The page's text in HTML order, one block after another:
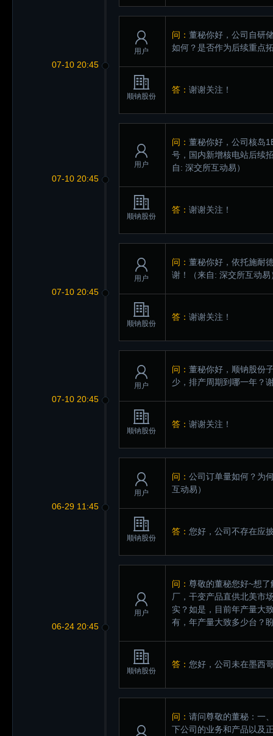
07-10 20:45
用户
问： 董秘你好，公司自研
如何？是否作为后续重点
顺钠股份
答： 谢谢关注！
07-10 20:45
用户
问： 董秘你好，公司核岛
号，国内新增核电站后续
自: 深交所互动易）
顺钠股份
答： 谢谢关注！
07-10 20:45
用户
问： 董秘你好，依托施耐
谢！
（来自: 深交所互动易
顺钠股份
答： 谢谢关注！
07-10 20:45
用户
问： 董秘你好，顺钠股份
少，排产周期到哪一年？
顺钠股份
答： 谢谢关注！
06-29 11:45
用户
问： 公司订单量如何？为
互动易）
顺钠股份
答： 您好，公司不存在应
06-24 20:45
用户
问： 尊敬的董秘您好~想
厂，干变产品直供北美市
实？如是，目前年产量大
有，年产量大致多少台？
顺钠股份
答： 您好，公司未在墨西
问： 请问尊敬的董秘：一
下公司的业务和产品以及